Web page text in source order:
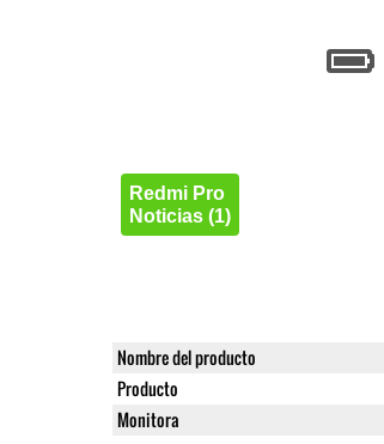
Redmi Pro
Noticias (1)
Nombre del producto
Producto
Monitora